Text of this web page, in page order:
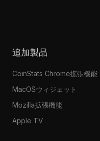
追加製品
CoinStats Chrome拡張機能
MacOSウィジェット
Mozilla拡張機能
Apple TV